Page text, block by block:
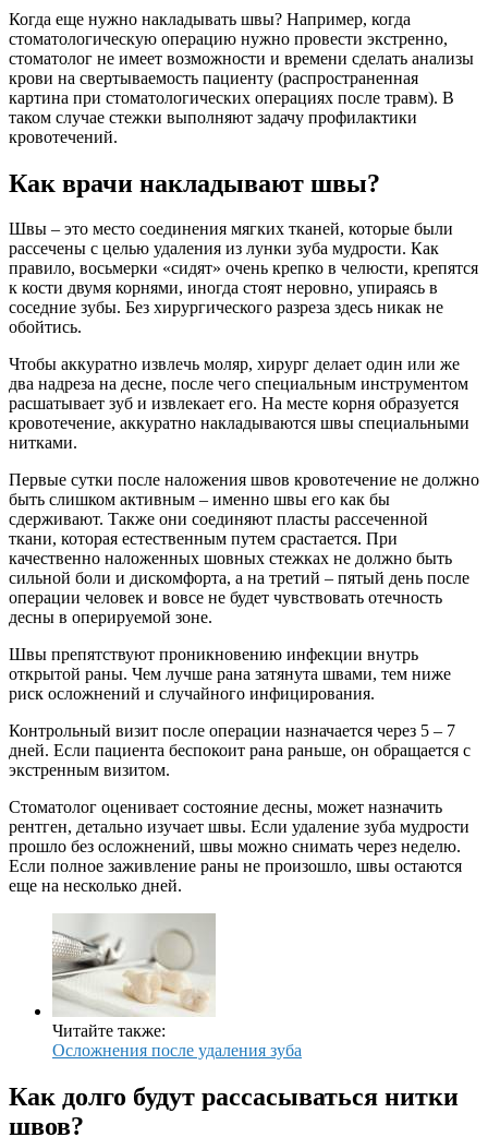
Когда еще нужно накладывать швы? Например, когда
стоматологическую операцию нужно провести экстренно,
стоматолог не имеет возможности и времени сделать анализы
крови на свертываемость пациенту (распространенная
картина при стоматологических операциях после травм). В
таком случае стежки выполняют задачу профилактики
кровотечений.
Как врачи накладывают швы?
Швы – это место соединения мягких тканей, которые были
рассечены с целью удаления из лунки зуба мудрости. Как
правило, восьмерки «сидят» очень крепко в челюсти, крепятся
к кости двумя корнями, иногда стоят неровно, упираясь в
соседние зубы. Без хирургического разреза здесь никак не
обойтись.
Чтобы аккуратно извлечь моляр, хирург делает один или же
два надреза на десне, после чего специальным инструментом
расшатывает зуб и извлекает его. На месте корня образуется
кровотечение, аккуратно накладываются швы специальными
нитками.
Первые сутки после наложения швов кровотечение не должно
быть слишком активным – именно швы его как бы
сдерживают. Также они соединяют пласты рассеченной
ткани, которая естественным путем срастается. При
качественно наложенных шовных стежках не должно быть
сильной боли и дискомфорта, а на третий – пятый день после
операции человек и вовсе не будет чувствовать отечность
десны в оперируемой зоне.
Швы препятствуют проникновению инфекции внутрь
открытой раны. Чем лучше рана затянута швами, тем ниже
риск осложнений и случайного инфицирования.
Контрольный визит после операции назначается через 5 – 7
дней. Если пациента беспокоит рана раньше, он обращается с
экстренным визитом.
Стоматолог оценивает состояние десны, может назначить
рентген, детально изучает швы. Если удаление зуба мудрости
прошло без осложнений, швы можно снимать через неделю.
Если полное заживление раны не произошло, швы остаются
еще на несколько дней.
Читайте также:
Осложнения после удаления зуба
Как долго будут рассасываться нитки
швов?